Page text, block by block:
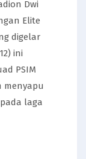
Dwi
Elite
digelar
ini
PSIM
menyapu
laga